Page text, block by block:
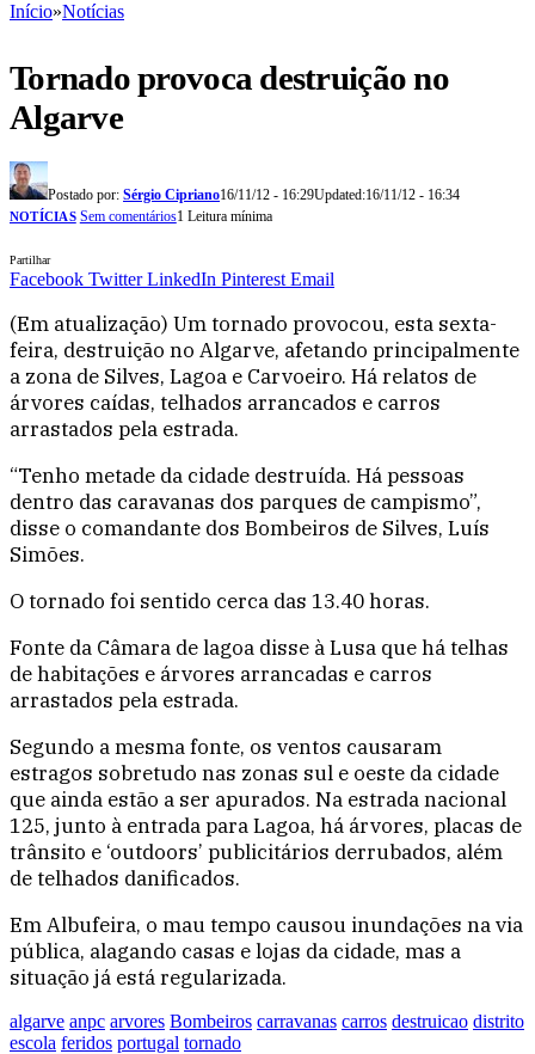
Início»Notícias
Tornado provoca destruição no
Algarve
Postado por: Sérgio Cipriano16/11/12 - 16:29Updated:16/11/12 - 16:34
NOTÍCIAS Sem comentários1 Leitura mínima
Partilhar
Facebook Twitter LinkedIn Pinterest Email
(Em atualização) Um tornado provocou, esta sexta-
feira, destruição no Algarve, afetando principalmente
a zona de Silves, Lagoa e Carvoeiro. Há relatos de
árvores caídas, telhados arrancados e carros
arrastados pela estrada.
“Tenho metade da cidade destruída. Há pessoas
dentro das caravanas dos parques de campismo”,
disse o comandante dos Bombeiros de Silves, Luís
Simões.
O tornado foi sentido cerca das 13.40 horas.
Fonte da Câmara de lagoa disse à Lusa que há telhas
de habitações e árvores arrancadas e carros
arrastados pela estrada.
Segundo a mesma fonte, os ventos causaram
estragos sobretudo nas zonas sul e oeste da cidade
que ainda estão a ser apurados. Na estrada nacional
125, junto à entrada para Lagoa, há árvores, placas de
trânsito e ‘outdoors’ publicitários derrubados, além
de telhados danificados.
Em Albufeira, o mau tempo causou inundações na via
pública, alagando casas e lojas da cidade, mas a
situação já está regularizada.
algarve anpc arvores Bombeiros carravanas carros destruicao distrito
escola feridos portugal tornado